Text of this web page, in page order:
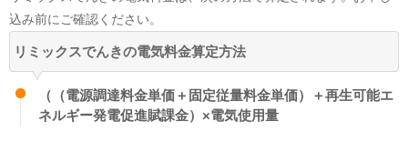
込み前にご確認ください。
リミックスでんきの電気料金算定方法
（（電源調達料金単価＋固定従量料金単価）＋再生可能エ
ネルギー発電促進賦課金）×電気使用量